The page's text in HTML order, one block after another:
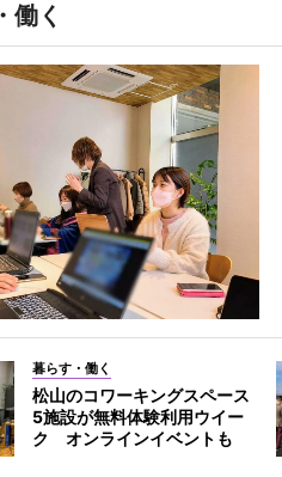
働く
暮らす・働く
松山のコワーキングスペース
5施設が無料体験利用ウイー
ク オンラインイベントも